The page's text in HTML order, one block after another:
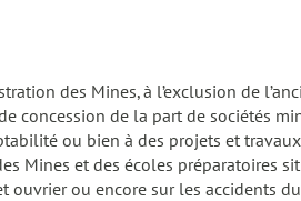
des Mines, à l’exclusion de
de la part de sociétés
ou bien à des projets et
Mines et des écoles préparatoires
ou encore sur les accidents